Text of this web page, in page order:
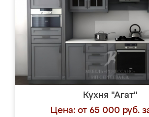
Кухня "Агат"
Цена: от 65 000 руб.